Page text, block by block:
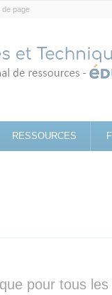
de page
RESSOURCES
pour tous